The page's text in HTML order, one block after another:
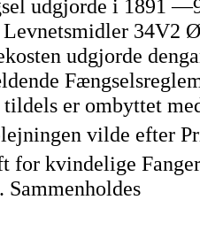
udgjorde i 1891
34V2
udgjorde
er ombyttet
vilde efter
for kvindelige